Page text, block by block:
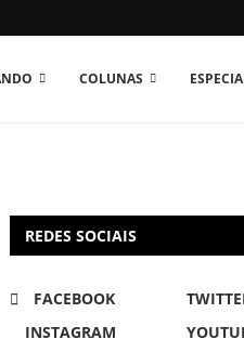
COLUNAS
REDES SOCIAIS
FACEBOOK
INSTAGRAM